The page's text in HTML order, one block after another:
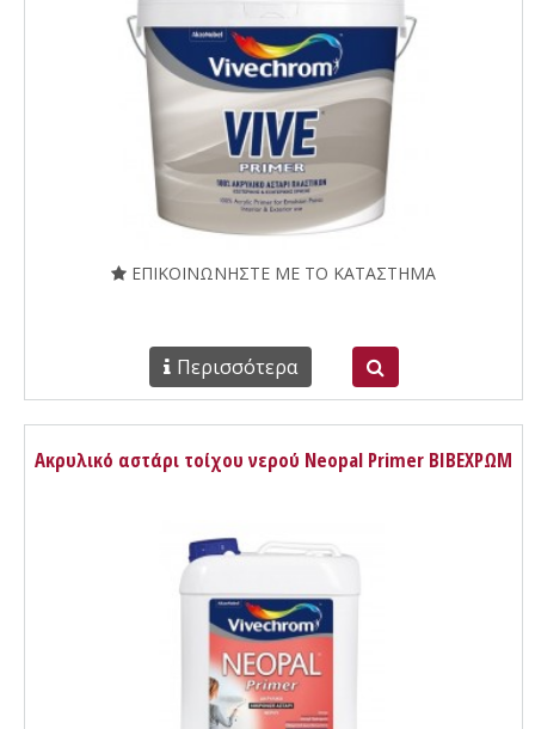
ΕΠΙΚΟΙΝΩΝΗΣΤΕ ΜΕ ΤΟ ΚΑΤΑΣΤΗΜΑ
Περισσότερα
Ακρυλικό αστάρι τοίχου νερού Neopal Primer ΒΙΒΕΧΡΩΜ